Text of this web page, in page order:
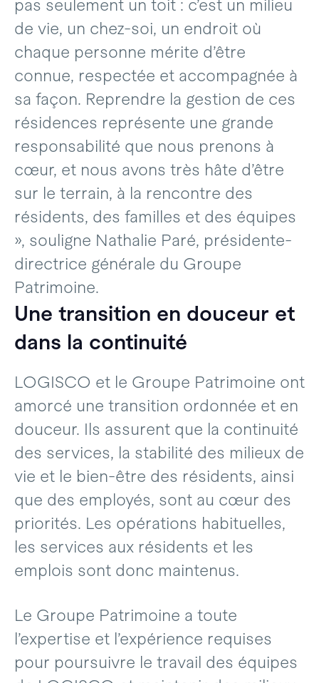
pas seulement un toit : c’est un milieu
de vie, un chez-soi, un endroit où
chaque personne mérite d’être
connue, respectée et accompagnée à
sa façon. Reprendre la gestion de ces
résidences représente une grande
responsabilité que nous prenons à
cœur, et nous avons très hâte d’être
sur le terrain, à la rencontre des
résidents, des familles et des équipes
», souligne Nathalie Paré, présidente-
directrice générale du Groupe
Patrimoine.
Une transition en douceur et
dans la continuité
LOGISCO et le Groupe Patrimoine ont
amorcé une transition ordonnée et en
douceur. Ils assurent que la continuité
des services, la stabilité des milieux de
vie et le bien-être des résidents, ainsi
que des employés, sont au cœur des
priorités. Les opérations habituelles,
les services aux résidents et les
emplois sont donc maintenus.
Le Groupe Patrimoine a toute
l’expertise et l’expérience requises
pour poursuivre le travail des équipes